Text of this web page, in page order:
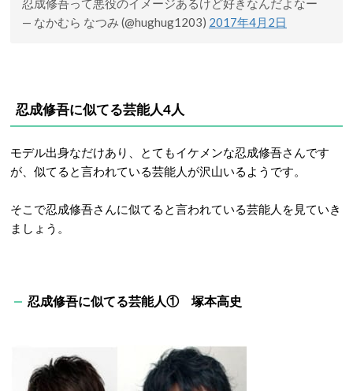
忍成修吾って悪役のイメージあるけど好きなんだよなー
— なかむら なつみ (@hughug1203) 2017年4月2日
忍成修吾に似てる芸能人4人
モデル出身なだけあり、とてもイケメンな忍成修吾さんです
が、似てると言われている芸能人が沢山いるようです。
そこで忍成修吾さんに似てると言われている芸能人を見ていき
ましょう。
忍成修吾に似てる芸能人① 塚本高史